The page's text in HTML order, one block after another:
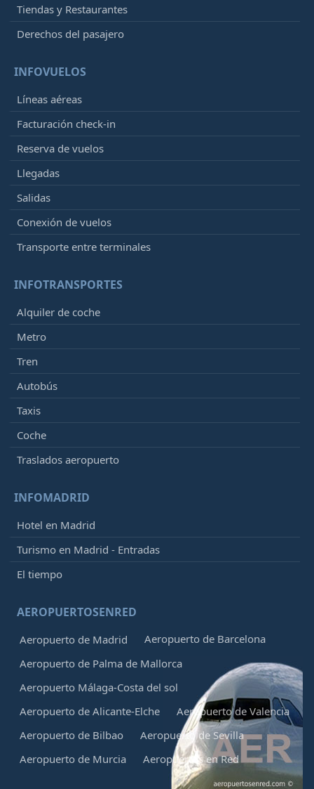
Tiendas y Restaurantes
Derechos del pasajero
INFOVUELOS
Líneas aéreas
Facturación check-in
Reserva de vuelos
Llegadas
Salidas
Conexión de vuelos
Transporte entre terminales
INFOTRANSPORTES
Alquiler de coche
Metro
Tren
Autobús
Taxis
Coche
Traslados aeropuerto
INFOMADRID
Hotel en Madrid
Turismo en Madrid - Entradas
El tiempo
AEROPUERTOSENRED
Aeropuerto de Madrid
Aeropuerto de Barcelona
Aeropuerto de Palma de Mallorca
Aeropuerto Málaga-Costa del sol
Aeropuerto de Alicante-Elche
Aeropuerto de Valencia
Aeropuerto de Bilbao
Aeropuerto de Sevilla
Aeropuerto de Murcia
Aeropuertos en Red